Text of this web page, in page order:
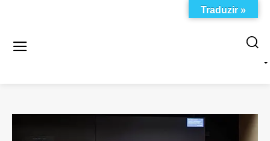
Traduzir »